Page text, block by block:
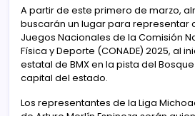
A partir de este primero de marzo,
buscarán un lugar para representar
Juegos Nacionales de la Comisión
Física y Deporte (CONADE) 2025, al
estatal de BMX en la pista del
capital del estado.
Los representantes de la Liga